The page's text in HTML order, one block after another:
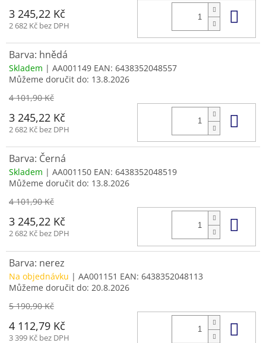
3 245,22 Kč
2 682 Kč bez DPH
Barva: hnědá
Skladem | AA001149 EAN: 6438352048557
Můžeme doručit do: 13.8.2026
4 101,90 Kč
3 245,22 Kč
2 682 Kč bez DPH
Barva: Černá
Skladem | AA001150 EAN: 6438352048519
Můžeme doručit do: 13.8.2026
4 101,90 Kč
3 245,22 Kč
2 682 Kč bez DPH
Barva: nerez
Na objednávku | AA001151 EAN: 6438352048113
Můžeme doručit do: 20.8.2026
5 190,90 Kč
4 112,79 Kč
3 399 Kč bez DPH